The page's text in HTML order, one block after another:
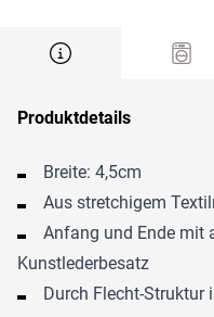
Produktdetails
Breite: 4,5cm
Aus stretchigem
Anfang und Ende mit
Kunstlederbesatz
Durch Flecht-Struktur